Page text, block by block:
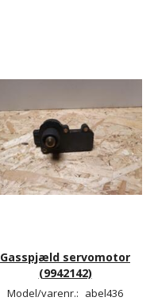
Gasspjæld servomotor
(9942142)
Model/varenr.: abel436